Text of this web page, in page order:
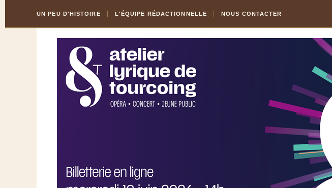
Content
la
UN PEU D'HISTOIRE L'ÉQUIPE RÉDACTIONNELLE NOUS CONTACTER